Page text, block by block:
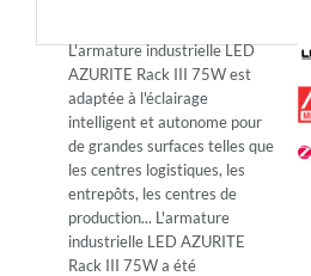
L'armature industrielle LED
AZURITE Rack III 75W est
adaptée à l'éclairage
intelligent et autonome pour
de grandes surfaces telles que
les centres logistiques, les
entrepôts, les centres de
production... L'armature
industrielle LED AZURITE
Rack III 75W a été